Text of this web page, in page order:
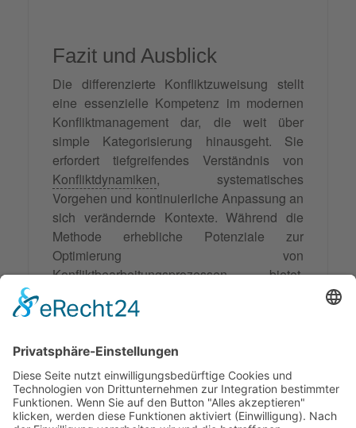
Fazit und Ausblick
Die differenzierte Konfliktzuweisung stellt
eine essenzielle Kompetenz im modernen
Konfliktmanagement dar, die weit über
simple Kategorisierung hinausgeht. Sie
erfordert tiefgreifendes Verständnis von
Konfliktdynamiken, systematisches
Vorgehen und kontinuierliche Anpassung an
sich verändernde Kontexte. Während die
Methode erhebliche Potenziale zur
Optimierung von
Konfliktbearbeitungsprozessen bietet,
realistisch eingeschätzt werden. Die Zukunft
menschlicher Expertise mit technologischen
Hilfsmitteln, um noch präzisere und
effektivere Zuweisungsstrategien zu
entwickeln.